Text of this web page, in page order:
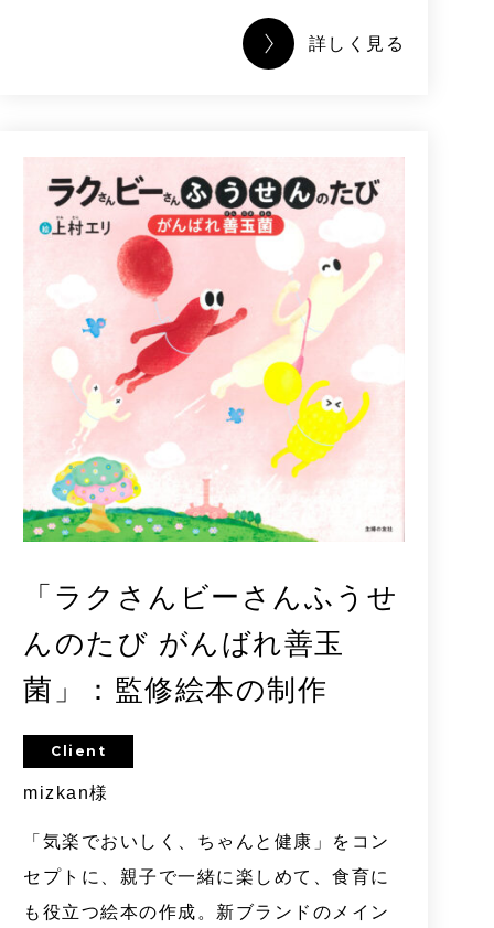
詳しく見る
「ラクさんビーさんふうせ
んのたび がんばれ善玉
菌」：監修絵本の制作
Client
mizkan様
「気楽でおいしく、ちゃんと健康」をコン
セプトに、親子で一緒に楽しめて、食育に
も役立つ絵本の作成。新ブランドのメイン